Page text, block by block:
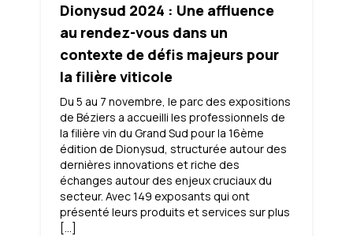
Dionysud 2024 : Une affluence
au rendez-vous dans un
contexte de défis majeurs pour
la filière viticole
Du 5 au 7 novembre, le parc des expositions
de Béziers a accueilli les professionnels de
la filière vin du Grand Sud pour la 16ème
édition de Dionysud, structurée autour des
dernières innovations et riche des
échanges autour des enjeux cruciaux du
secteur. Avec 149 exposants qui ont
présenté leurs produits et services sur plus
[…]